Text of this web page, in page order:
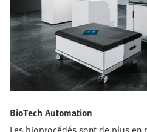
BioTech Automation